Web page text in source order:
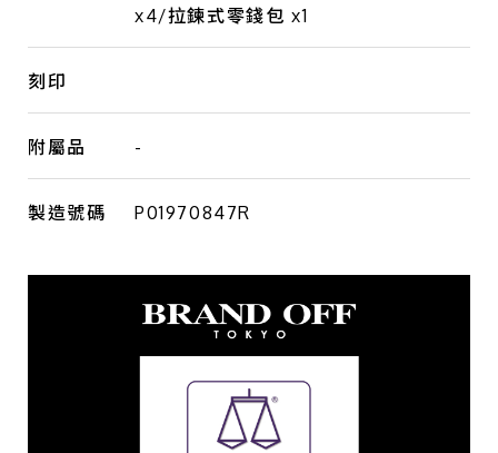
x4/拉鍊式零錢包 x1
刻印
附屬品 -
製造號碼 P01970847R